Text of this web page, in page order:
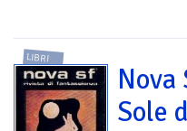
LIBRI
Sole